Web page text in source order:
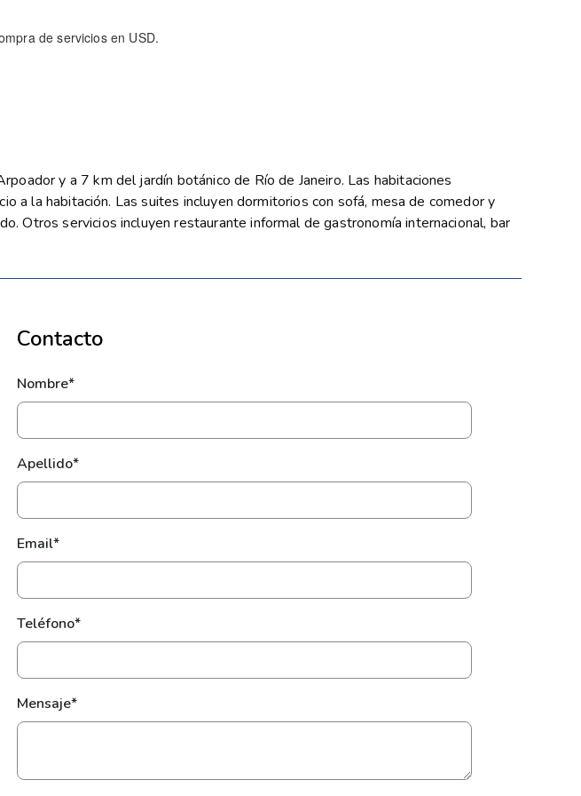
de servicios en USD.
y a 7 km del jardín botánico de Río de Janeiro. Las habitaciones
a la habitación. Las suites incluyen dormitorios con sofá, mesa de comedor y
Otros servicios incluyen restaurante informal de gastronomía internacional, bar
Contacto
Nombre*
Apellido*
Email*
Teléfono*
Mensaje*